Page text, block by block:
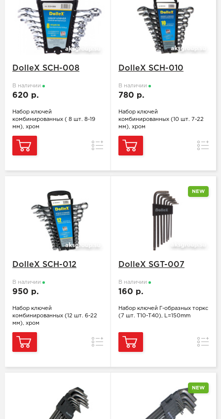
DolleX SCH-008
В наличии
620 р.
Набор ключей
комбинированных ( 8 шт. 8-19
мм), хром
Сравнение
DolleX SCH-010
В наличии
780 р.
Набор ключей
комбинированных (10 шт. 7-22
мм), хром
DolleX SCH-012
В наличии
950 р.
Набор ключей
комбинированных (12 шт. 6-22
мм), хром
Сравнение
NEW
DolleX SGT-007
В наличии
160 р.
Набор ключей Г-образных торкс
(7 шт. Т10-Т40), L=150mm
NEW